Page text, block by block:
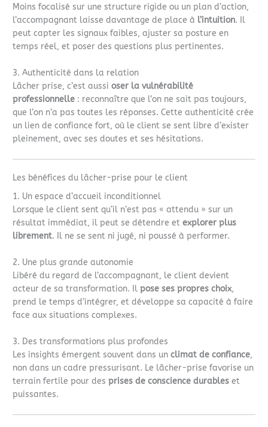
Moins focalisé sur une structure rigide ou un plan d’action,
l’accompagnant laisse davantage de place à l’intuition. Il
peut capter les signaux faibles, ajuster sa posture en
temps réel, et poser des questions plus pertinentes.
3. Authenticité dans la relation
Lâcher prise, c’est aussioser la vulnérabilité
professionnelle : reconnaître que l’on ne sait pas toujours,
que l’on n’a pas toutes les réponses. Cette authenticité crée
un lien de confiance fort, où le client se sent libre d’exister
pleinement, avec ses doutes et ses hésitations.
Les bénéfices du lâcher-prise pour le client
1. Un espace d’accueil inconditionnel
Lorsque le client sent qu’il n’est pas « attendu » sur un
résultat immédiat, il peut se détendre etexplorer plus
librement. Il ne se sent ni jugé, ni poussé à performer.
2. Une plus grande autonomie
Libéré du regard de l’accompagnant, le client devient
acteur de sa transformation. Ilpose ses propres choix,
prend le temps d’intégrer, et développe sa capacité à faire
face aux situations complexes.
3. Des transformations plus profondes
Les insights émergent souvent dans unclimat de confiance,
non dans un cadre pressurisant. Le lâcher-prise favorise un
terrain fertile pour desprises de conscience durables et
puissantes.